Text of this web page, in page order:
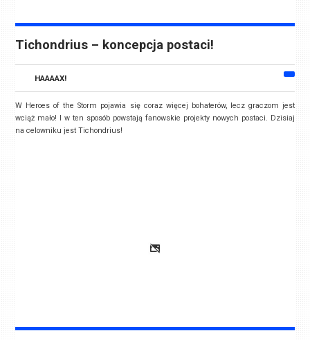
Tichondrius – koncepcja postaci!
HAAAAX!
W Heroes of the Storm pojawia się coraz więcej bohaterów, lecz graczom jest
wciąż mało! I w ten sposób powstają fanowskie projekty nowych postaci. Dzisiaj
na celowniku jest Tichondrius!